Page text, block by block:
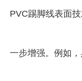
PVC踢脚线表面
一步增强。例如